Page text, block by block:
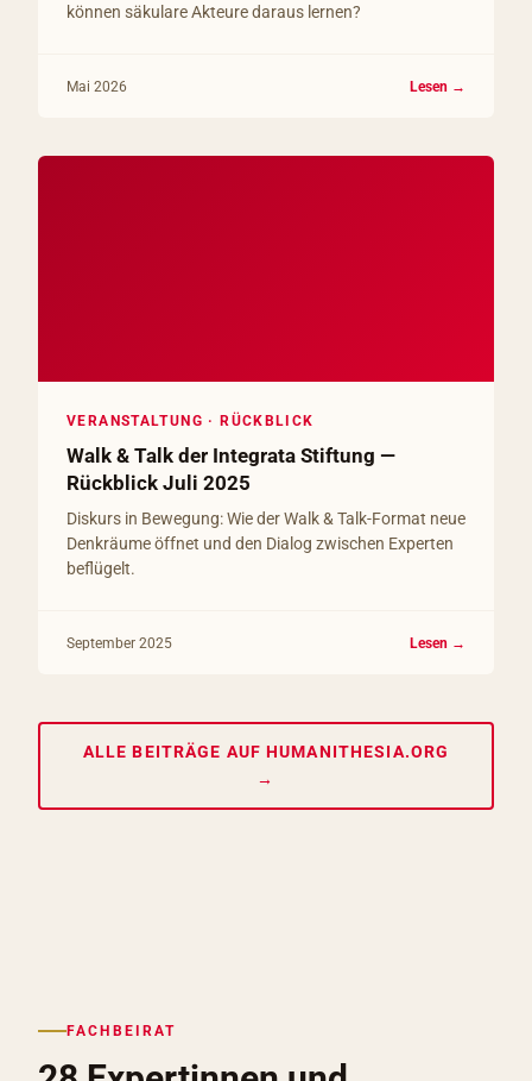
können säkulare Akteure daraus lernen?
Mai 2026 Lesen →
VERANSTALTUNG · RÜCKBLICK
Walk & Talk der Integrata Stiftung —
Rückblick Juli 2025
Diskurs in Bewegung: Wie der Walk & Talk-Format neue
Denkräume öffnet und den Dialog zwischen Experten
beflügelt.
September 2025 Lesen →
ALLE BEITRÄGE AUF HUMANITHESIA.ORG
→
FACHBEIRAT